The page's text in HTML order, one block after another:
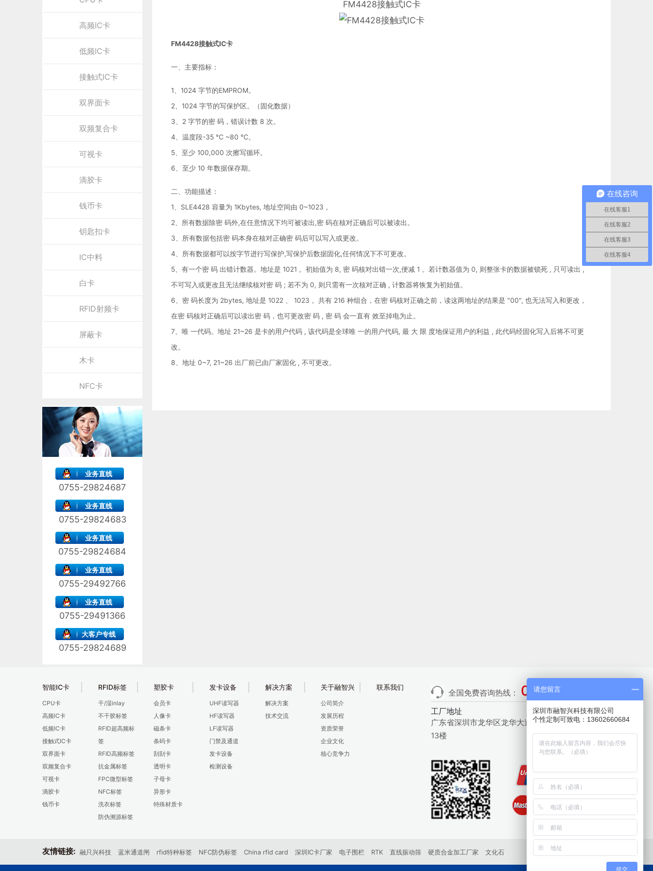
高频IC卡
低频IC卡
接触式IC卡
双界面卡
双频复合卡
可视卡
滴胶卡
钱币卡
钥匙扣卡
IC中料
白卡
RFID射频卡
屏蔽卡
木卡
NFC卡
业务直线
0755-29824687
业务直线
0755-29824683
业务直线
0755-29824684
业务直线
0755-29492766
业务直线
0755-29491366
大客户专线
0755-29824689
FM4428接触式IC卡
FM4428接触式IC卡
一、主要指标：
1、1024 字节的EMPROM。
2、1024 字节的写保护区。（固化数据）
3、2 字节的密 码，错误计数 8 次。
4、温度段-35 ℃ ~80 ℃。
5、至少 100,000 次擦写循环。
6、至少 10 年数据保存期。
二、功能描述：
1、SLE4428 容量为 1Kbytes, 地址空间由 0~1023 。
2、所有数据除密 码外,在任意情况下均可被读出,密 码在核对正确后可以被读出。
3、所有数据包括密 码本身在核对正确密 码后可以写入或更改。
4、所有数据都可以按字节进行写保护,写保护后数据固化,任何情况下不可更改。
5、有一个密 码 出错计数器。地址是 1021 。初始值为 8, 密 码核对出错一次,便减 1 。若计数器值为 0, 则整张卡的数据被锁死 , 只可读出 ,
不可写入或更改且无法继续核对密 码 ; 若不为 0, 则只需有一次核对正确 , 计数器将恢复为初始值。
6、密 码长度为 2bytes, 地址是 1022 、 1023 。共有 216 种组合，在密 码核对正确之前，读这两地址的结果是 "00", 也无法写入和更改，
在密 码核对正确后可以读出密 码，也可更改密 码 , 密 码 会一直有 效至掉电为止。
7、唯 一代码。地址 21~26 是卡的用户代码 , 该代码是全球唯 一的用户代码, 最 大 限 度地保证用户的利益 , 此代码经固化写入后将不可更
改。
8、地址 0~7, 21~26 出厂前已由厂家固化 , 不可更改。
智能IC卡
CPU卡
高频IC卡
低频IC卡
接触式IC卡
双界面卡
双频复合卡
可视卡
滴胶卡
钱币卡
RFID标签
干/湿inlay
不干胶标签
RFID超高频标
签
RFID高频标签
抗金属标签
FPC微型标签
NFC标签
洗衣标签
防伪溯源标签
塑胶卡
会员卡
人像卡
磁条卡
条码卡
刮刮卡
透明卡
子母卡
异形卡
特殊材质卡
发卡设备
UHF读写器
HF读写器
LF读写器
门禁及通道
发卡设备
检测设备
解决方案
解决方案
技术交流
关于融智兴
公司简介
发展历程
资质荣誉
企业文化
核心竞争力
联系我们
全国免费咨询热线： 0755-29824687
工厂地址
广东省深圳市龙华区龙华大道412号精密制造大厦1栋
13楼
友情链接: 融只兴科技 蓝米通道闸 rfid特种标签 NFC防伪标签 China rfid card 深圳IC卡厂家 电子围栏 RTK 直线振动筛 硬质合金加工厂家 文化石
在线咨询
在线客服1
在线客服2
在线客服3
在线客服4
请您留言
深圳市融智兴科技有限公司
个性定制可致电：13602660684
提交